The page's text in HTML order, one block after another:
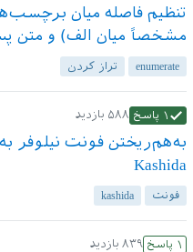
مشخصاً میان الف) و متن
enumerate تراز کردن
۱ پاسخ ۵۸۸ بازدید
به‌هم‌ریختن فونت نیلوفر
Kashida
فونت kashida
۱ پاسخ ۸۳۹ بازدید